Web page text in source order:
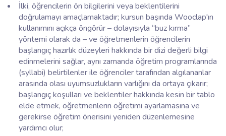
İlki, öğrencilerin ön bilgilerini veya beklentilerini
doğrulamayı amaçlamaktadır; kursun başında Wooclap'ın
kullanımını açıkça öngörür – dolayısıyla “buz kırma”
yöntemi olarak da – ve öğretmenlerin öğrencilerin
başlangıç hazırlık düzeyleri hakkında bir dizi değerli bilgi
edinmelerini sağlar, aynı zamanda öğretim programlarında
(syllabi) belirtilenler ile öğrenciler tarafından algılananlar
arasında olası uyumsuzlukların varlığını da ortaya çıkarır;
başlangıç koşulları ve beklentiler hakkında kesin bir tablo
elde etmek, öğretmenlerin öğretimi ayarlamasına ve
gerekirse öğretim önerisini yeniden düzenlemesine
yardımcı olur;